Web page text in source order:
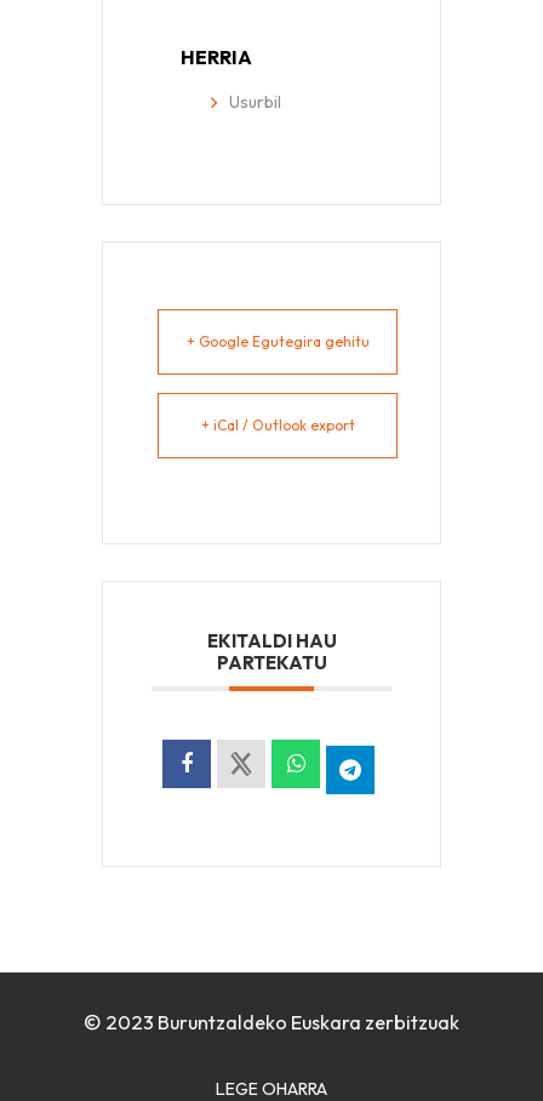
HERRIA
Usurbil
+ Google Egutegira gehitu
+ iCal / Outlook export
EKITALDI HAU
PARTEKATU
© 2023 Buruntzaldeko Euskara zerbitzuak
LEGE OHARRA